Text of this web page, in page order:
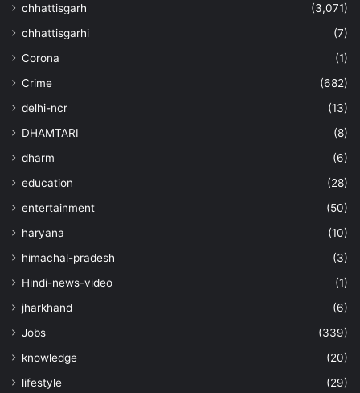
chhattisgarh
(3,071)
chhattisgarhi
(7)
Corona
(1)
Crime
(682)
delhi-ncr
(13)
DHAMTARI
(8)
dharm
(6)
education
(28)
entertainment
(50)
haryana
(10)
himachal-pradesh
(3)
Hindi-news-video
(1)
jharkhand
(6)
Jobs
(339)
knowledge
(20)
lifestyle
(29)